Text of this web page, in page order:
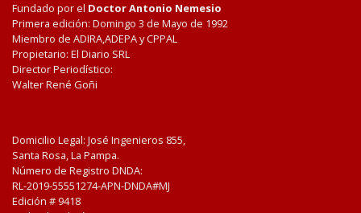
Fundado por el Doctor Antonio Nemesio
Primera edición: Domingo 3 de Mayo de 1992
Miembro de ADIRA,ADEPA y CPPAL
Propietario: El Diario SRL
Director Periodístico:
Walter René Goñi
Domicilio Legal: José Ingenieros 855,
Santa Rosa, La Pampa.
Número de Registro DNDA:
RL-2019-55551274-APN-DNDA#MJ
Edición # 9418